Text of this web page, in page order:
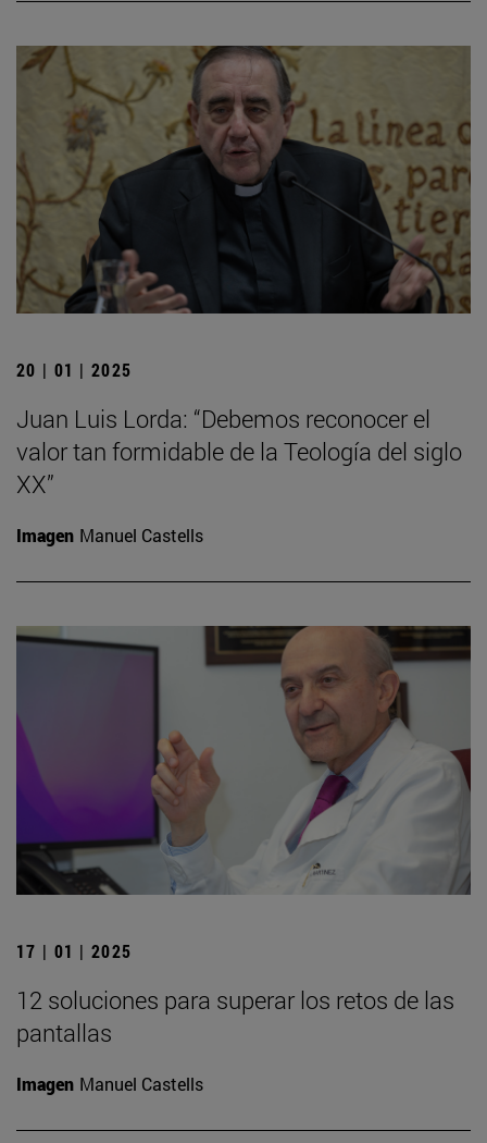
20 | 01 | 2025
Juan Luis Lorda: “Debemos reconocer el
valor tan formidable de la Teología del siglo
XX”
Imagen Manuel Castells
17 | 01 | 2025
12 soluciones para superar los retos de las
pantallas
Imagen Manuel Castells